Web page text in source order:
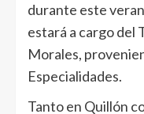
durante este
estará a cargo del
Morales,
Especialidades.
Tanto en Quillón